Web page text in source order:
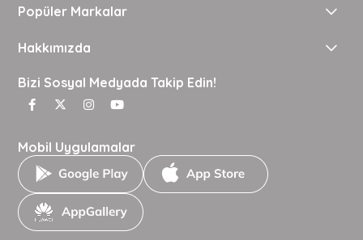
Popüler Markalar
Hakkımızda
Bizi Sosyal Medyada Takip Edin!
Mobil Uygulamalar